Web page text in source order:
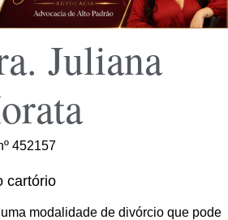
Juliana
452157
cartório
modalidade de divórcio que pode